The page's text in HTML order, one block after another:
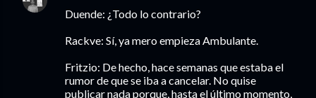
Duende: ¿Todo lo contrario?
Rackve: Sí, ya mero empieza Ambulante.
Fritzio: De hecho, hace semanas que estaba el
rumor de que se iba a cancelar. No quise
publicar nada porque, hasta el último momento,